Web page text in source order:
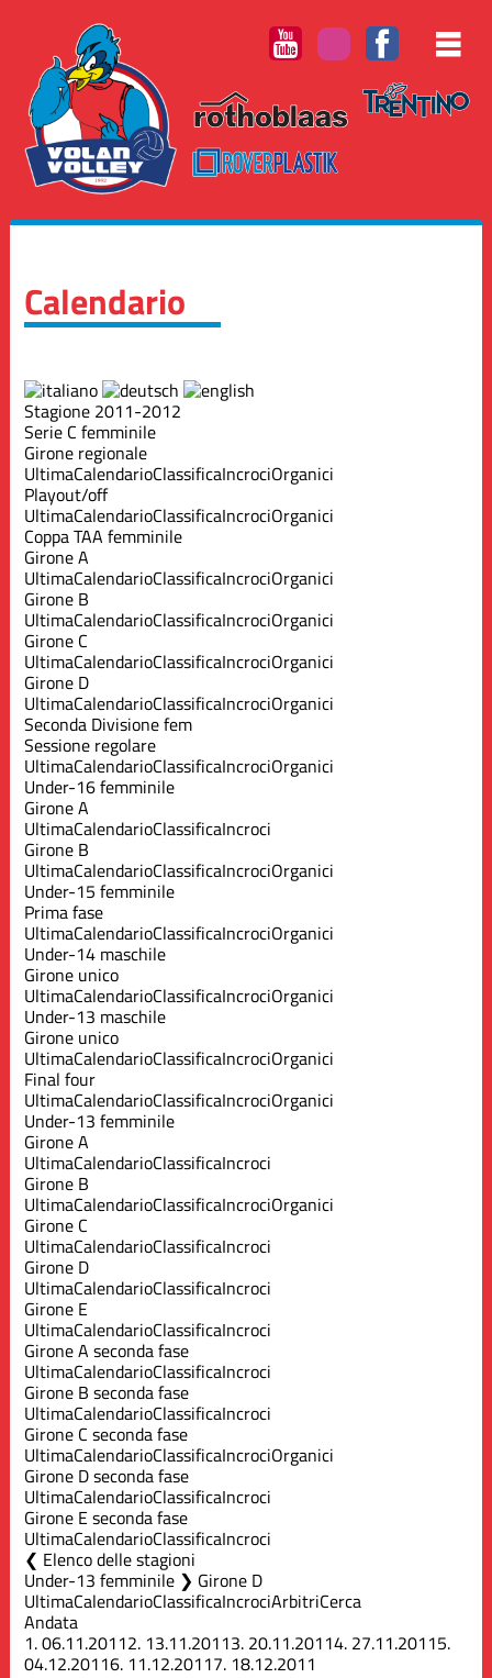
Calendario
Stagione 2011-2012
Serie C femminile
Girone regionale
UltimaCalendarioClassificaIncrociOrganici
Playout/off
UltimaCalendarioClassificaIncrociOrganici
Coppa TAA femminile
Girone A
UltimaCalendarioClassificaIncrociOrganici
Girone B
UltimaCalendarioClassificaIncrociOrganici
Girone C
UltimaCalendarioClassificaIncrociOrganici
Girone D
UltimaCalendarioClassificaIncrociOrganici
Seconda Divisione fem
Sessione regolare
UltimaCalendarioClassificaIncrociOrganici
Under-16 femminile
Girone A
UltimaCalendarioClassificaIncroci
Girone B
UltimaCalendarioClassificaIncrociOrganici
Under-15 femminile
Prima fase
UltimaCalendarioClassificaIncrociOrganici
Under-14 maschile
Girone unico
UltimaCalendarioClassificaIncrociOrganici
Under-13 maschile
Girone unico
UltimaCalendarioClassificaIncrociOrganici
Final four
UltimaCalendarioClassificaIncrociOrganici
Under-13 femminile
Girone A
UltimaCalendarioClassificaIncroci
Girone B
UltimaCalendarioClassificaIncrociOrganici
Girone C
UltimaCalendarioClassificaIncroci
Girone D
UltimaCalendarioClassificaIncroci
Girone E
UltimaCalendarioClassificaIncroci
Girone A seconda fase
UltimaCalendarioClassificaIncroci
Girone B seconda fase
UltimaCalendarioClassificaIncroci
Girone C seconda fase
UltimaCalendarioClassificaIncrociOrganici
Girone D seconda fase
UltimaCalendarioClassificaIncroci
Girone E seconda fase
UltimaCalendarioClassificaIncroci
Elenco delle stagioni
Under-13 femminile ❯ Girone D
UltimaCalendarioClassificaIncrociArbitriCerca
Andata
1.06.11.20112. 13.11.20113. 20.11.20114. 27.11.20115.
04.12.20116. 11.12.20117. 18.12.2011